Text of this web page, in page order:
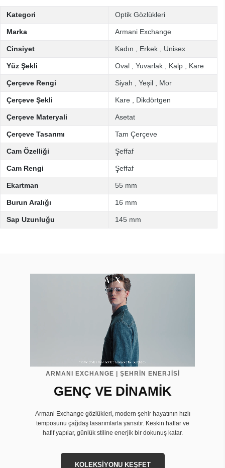
Kategori Optik Gözlükleri
Marka Armani Exchange
Cinsiyet Kadın Erkek Unisex
Yüz Şekli Oval Yuvarlak Kalp Kare
Çerçeve Rengi Siyah Yeşil Mor
Çerçeve Şekli Kare Dikdörtgen
Çerçeve Materyali Asetat
Çerçeve Tasarımı Tam Çerçeve
Cam Özelliği Şeffaf
Cam Rengi Şeffaf
Ekartman 55 mm
Burun Aralığı 16 mm
Sap Uzunluğu 145 mm
ARMANI EXCHANGE | ŞEHRİN ENERJİSİ
GENÇ VE DİNAMİK
Armani Exchange gözlükleri, modern şehir hayatının hızlı
temposunu çağdaş tasarımlarla yansıtır. Keskin hatlar ve
hafif yapılar, günlük stiline enerjik bir dokunuş katar.
KOLEKSİYONU KEŞFET